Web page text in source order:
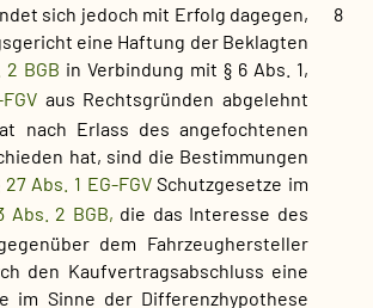
8
sich jedoch mit Erfolg dagegen,
eine Haftung der Beklagten
2 BGB in Verbindung mit § 6 Abs. 1,
aus Rechtsgründen abgelehnt
nach Erlass des angefochtenen
hat, sind die Bestimmungen
27 Abs. 1 EG-FGVSchutzgesetze im
Abs. 2 BGB, die das Interesse des
dem Fahrzeughersteller
den Kaufvertragsabschluss eine
im Sinne der Differenzhypothese